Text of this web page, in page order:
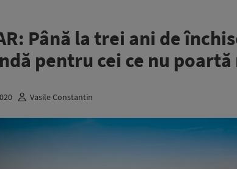
Până la trei ani de
pentru cei ce nu poartă
Vasile Constantin